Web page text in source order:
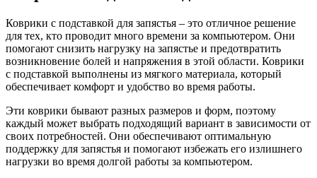
Коврики с подставкой для запястья – это отличное решение
для тех, кто проводит много времени за компьютером. Они
помогают снизить нагрузку на запястье и предотвратить
возникновение болей и напряжения в этой области. Коврики
с подставкой выполнены из мягкого материала, который
обеспечивает комфорт и удобство во время работы.
Эти коврики бывают разных размеров и форм, поэтому
каждый может выбрать подходящий вариант в зависимости от
своих потребностей. Они обеспечивают оптимальную
поддержку для запястья и помогают избежать его излишнего
нагрузки во время долгой работы за компьютером.